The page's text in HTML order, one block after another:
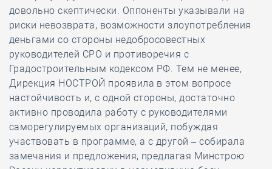
довольно скептически. Оппоненты указывали на
риски невозврата, возможности злоупотребления
деньгами со стороны недобросовестных
руководителей СРО и противоречия с
Градостроительным кодексом РФ. Тем не менее,
Дирекция НОСТРОЙ проявила в этом вопросе
настойчивость и, с одной стороны, достаточно
активно проводила работу с руководителями
саморегулируемых организаций, побуждая
участвовать в программе, а с другой – собирала
замечания и предложения, предлагая Минстрою